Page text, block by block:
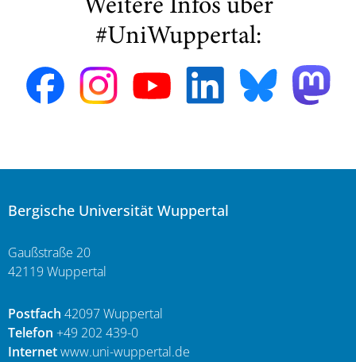
Weitere Infos über
#UniWuppertal:
Bergische Universität Wuppertal
Gaußstraße 20
42119 Wuppertal
Postfach 42097 Wuppertal
Telefon +49 202 439-0
Internetwww.uni-wuppertal.de